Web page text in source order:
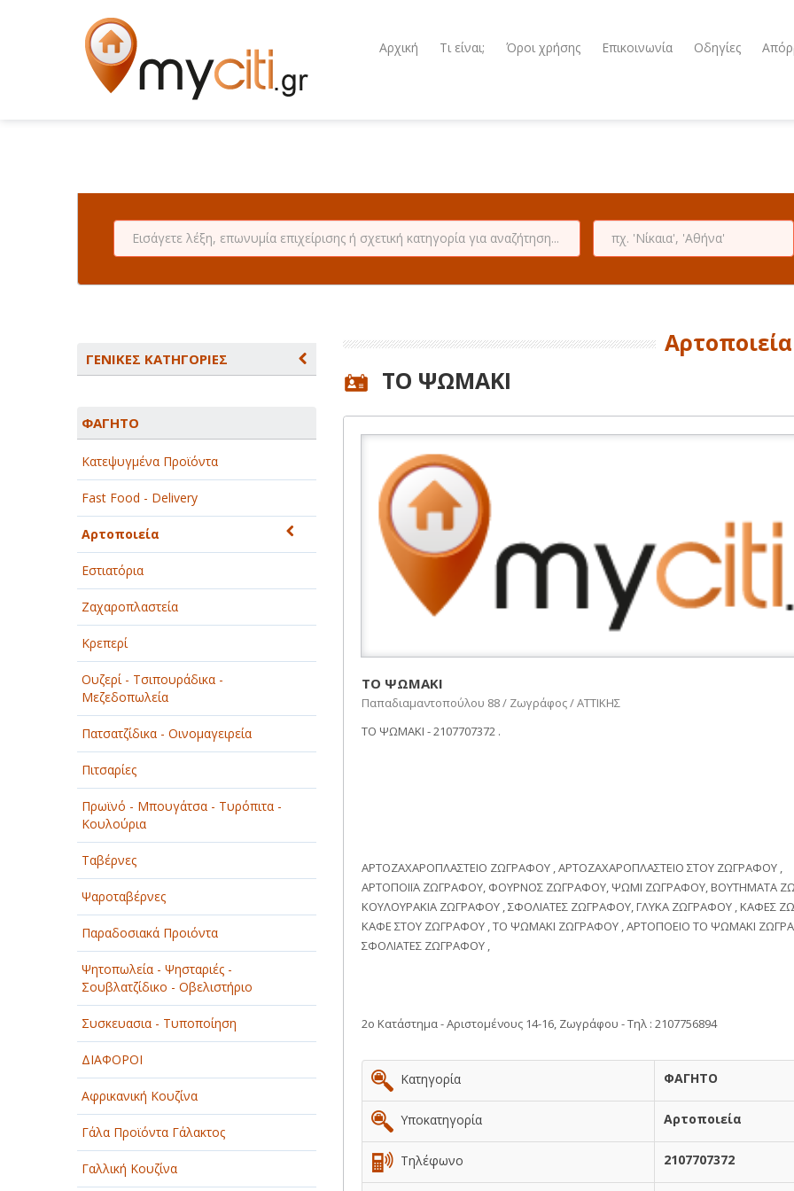
Αρχική Τι είναι; Όροι χρήσης Επικοινωνία Οδηγίες
ΓΕΝΙΚΕΣ ΚΑΤΗΓΟΡΙΕΣ
ΑΘΛΗΤΙΣΜΟΣ
ΑΥΤΟΚΙΝΗΤΑ - ΜΗΧΑΝΕΣ - ΣΚΑΦΗ
ΔΙΑΣΚΕΔΑΣΗ - ΨΥΧΑΓΩΓΙΑ - ΤΕΧΝΕΣ
ΔΙΑΦΗΜΙΣΗ - ΜΜΕ
ΕΚΚΛΗΣΙΕΣ - ΦΙΛΑΝΘΡΩΠΙΚΑ
ΣΩΜΑΤΕΙΑ
ΕΚΠΑΙΔΕΥΣΗ - ΣΧΟΛΕΣ
ΕΜΠΟΡΙΟ - ΕΜΠΟΡΙΚΑ ΚΑΤΑΣΤΗΜΑΤΑ
ΕΡΓΟΣΤΑΣΙΑ - ΒΙΟΜΗΧΑΝΙΕΣ
ΞΕΝΟΔΟΧΕΙΑ - ΤΟΥΡΙΣΜΟΣ
ΟΜΟΡΦΙΑ
ΠΑΡΟΧΗ ΥΠΗΡΕΣΙΩΝ
ΤΕΧΝΙΚΑ - ΚΑΤΑΣΚΕΥΑΣΤΙΚΑ
ΤΕΧΝΟΛΟΓΙΑ
ΥΓΕΙΑ - ΙΑΤΡΟΙ
ΦΑΓΗΤΟ
ΦΑΓΗΤΟ
Κατεψυγμένα Προϊόντα
Fast Food - Delivery
Αρτοποιεία
Εστιατόρια
Ζαχαροπλαστεία
Κρεπερί
Ουζερί - Τσιπουράδικα -
Μεζεδοπωλεία
Πατσατζίδικα - Οινομαγειρεία
Πιτσαρίες
Πρωϊνό - Μπουγάτσα - Τυρόπιτα -
Κουλούρια
Ταβέρνες
Ψαροταβέρνες
Παραδοσιακά Προιόντα
Ψητοπωλεία - Ψησταριές -
Σουβλατζίδικο - Οβελιστήριο
Συσκευασια - Τυποποίηση
ΔΙΑΦΟΡΟΙ
Αφρικανική Κουζίνα
Γάλα Προϊόντα Γάλακτος
Γαλλική Κουζίνα
Αρτοποιεία
ΤΟ ΨΩΜΑΚΙ
ΤΟ ΨΩΜΑΚΙ
Παπαδιαμαντοπούλου 88 / Ζωγράφος / ΑΤΤΙΚΗΣ
ΤΟ ΨΩΜΑΚΙ - 2107707372 .
ΑΡΤΟΖΑΧΑΡΟΠΛΑΣΤΕΙΟ ΖΩΓΡΑΦΟΥ , ΑΡΤΟΖΑΧΑΡΟΠΛΑΣΤΕΙΟ ΣΤΟΥ ΖΩΓΡΑΦΟΥ ,
ΑΡΤΟΠΟΙΪΑ ΖΩΓΡΑΦΟΥ, ΦΟΥΡΝΟΣ ΖΩΓΡΑΦΟΥ, ΨΩΜΙ ΖΩΓΡΑΦΟΥ, ΒΟΥΤΗΜΑΤΑ
ΚΟΥΛΟΥΡΑΚΙΑ ΖΩΓΡΑΦΟΥ , ΣΦΟΛΙΑΤΕΣ ΖΩΓΡΑΦΟΥ, ΓΛΥΚΑ ΖΩΓΡΑΦΟΥ , ΚΑΦΕΣ
ΚΑΦΕ ΣΤΟΥ ΖΩΓΡΑΦΟΥ , ΤΟ ΨΩΜΑΚΙ ΖΩΓΡΑΦΟΥ , ΑΡΤΟΠΟΕΙΟ ΤΟ ΨΩΜΑΚΙ
ΣΦΟΛΙΑΤΕΣ ΖΩΓΡΑΦΟΥ ,
2ο Κατάστημα - Αριστομένους 14-16, Ζωγράφου - Τηλ : 2107756894
Κατηγορία ΦΑΓΗΤΟ
Υποκατηγορία Αρτοποιεία
Τηλέφωνο 2107707372